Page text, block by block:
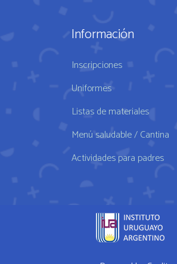
Información
Inscripciones
Uniformes
Listas de materiales
Menú saludable / Cantina
Actividades para padres